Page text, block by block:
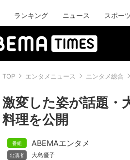
ランキング ニュース スポー
TOP エンタメニュース エンタメ総合
激変した姿が話題・
料理を公開
ABEMAエンタメ
大島優子